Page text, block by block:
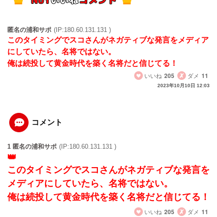
匿名の浦和サポ (IP:180.60.131.131 )
このタイミングでスコさんがネガティブな発言をメディア
にしていたら、名将ではない。
俺は続投して黄金時代を築く名将だと信じてる！
いいね 205 ダメ 11
2023年10月10日 12:03
コメント
1 匿名の浦和サポ (IP:180.60.131.131 )
このタイミングでスコさんがネガティブな発言を
メディアにしていたら、名将ではない。
俺は続投して黄金時代を築く名将だと信じてる！
いいね 205 ダメ 11